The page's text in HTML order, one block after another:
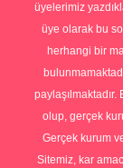
üyelerimiz
üye olarak bu
herhangi bir
olup, gerçek
Gerçek kurum
Sitemiz, kar